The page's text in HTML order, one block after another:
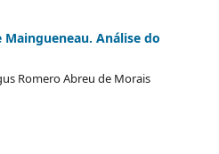
Análise do
Romero Abreu de Morais